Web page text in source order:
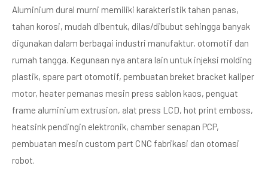
Aluminium dural murni memiliki karakteristik tahan panas,
tahan korosi, mudah dibentuk, dilas/dibubut sehingga banyak
digunakan dalam berbagai industri manufaktur, otomotif dan
rumah tangga. Kegunaan nya antara lain untuk injeksi molding
plastik, spare part otomotif, pembuatan breket bracket kaliper
motor, heater pemanas mesin press sablon kaos, penguat
frame aluminium extrusion, alat press LCD, hot print emboss,
heatsink pendingin elektronik, chamber senapan PCP,
pembuatan mesin custom part CNC fabrikasi dan otomasi
robot.